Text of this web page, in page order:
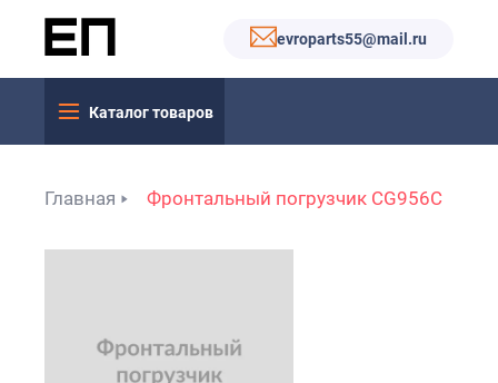
evroparts55@mail.ru
Каталог товаров
Главная Фронтальный погрузчик CG956C